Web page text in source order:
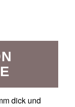
dick und